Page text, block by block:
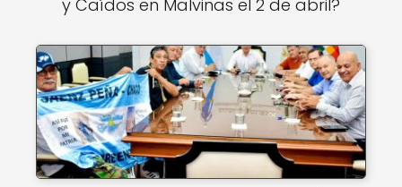
y Caídos en Malvinas el 2 de abril?